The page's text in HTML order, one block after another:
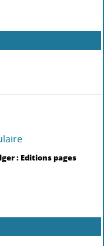
: Editions pages